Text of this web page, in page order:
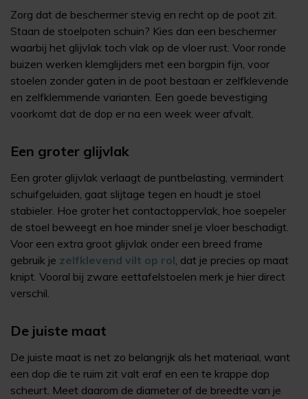
Zorg dat de beschermer stevig en recht op de poot zit.
Staan de stoelpoten schuin? Kies dan een beschermer
waarbij het glijvlak toch vlak op de vloer rust. Voor ronde
buizen werken klemglijders met een borgpin fijn, voor
stoelen zonder gaten in de poot bestaan er zelfklevende
en zelfklemmende varianten. Een goede bevestiging
voorkomt dat de dop er na een week weer afvalt.
Een groter glijvlak
Een groter glijvlak verlaagt de puntbelasting, vermindert
schuifgeluiden, gaat slijtage tegen en houdt je stoel
stabieler. Hoe groter het contactoppervlak, hoe soepeler
de stoel beweegt en hoe minder snel je vloer beschadigt.
Voor een extra groot glijvlak onder een breed frame
gebruik je zelfklevend vilt op rol, dat je precies op maat
knipt. Vooral bij zware eettafelstoelen merk je hier direct
verschil.
De juiste maat
De juiste maat is net zo belangrijk als het materiaal, want
een dop die te ruim zit valt eraf en een te krappe dop
scheurt. Meet daarom de diameter of de breedte van je